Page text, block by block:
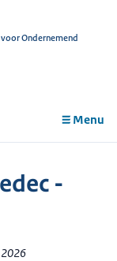
Ondernemend
Menu
-
2026